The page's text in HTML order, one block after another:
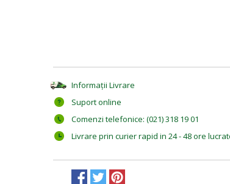
Informații Livrare
Suport online
Comenzi telefonice: (021) 318 19 01
Livrare prin curier rapid in 24 - 48 ore